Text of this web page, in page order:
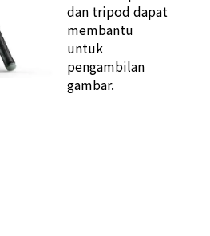
dan tripod dapat
membantu
untuk
pengambilan
gambar.